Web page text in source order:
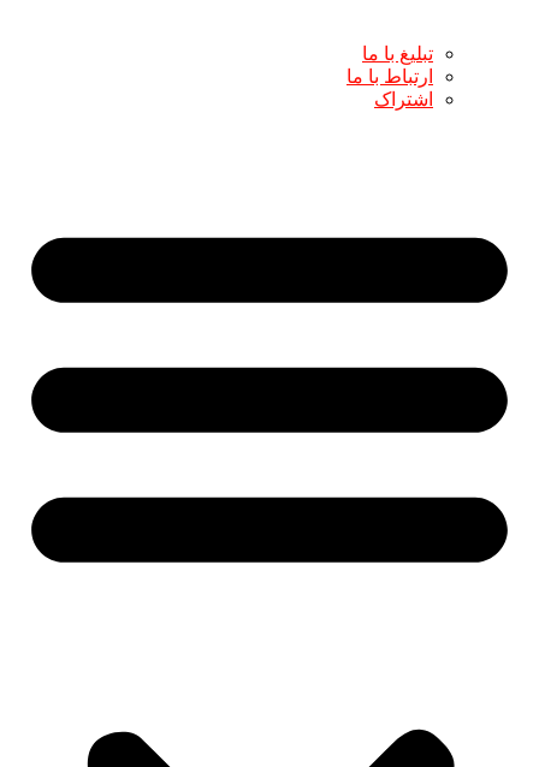
تبلیغ با ما
ارتباط با ما
اشتراک